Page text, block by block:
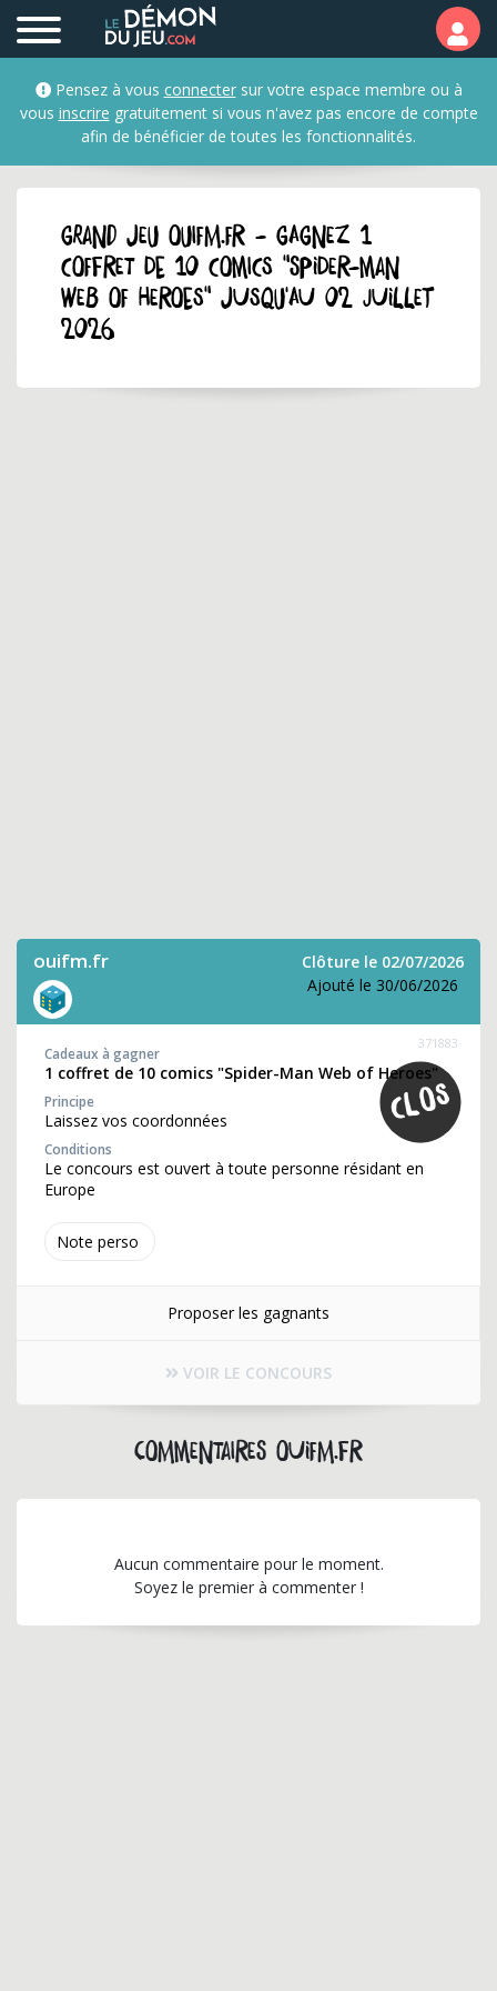
Pensez à vous connectersur votre espace membre ou à
vous inscrire gratuitement si vous n'avez pas encore de compte
afin de bénéficier de toutes les fonctionnalités.
GRAND JEU ouifm.fr - Gagnez 1
coffret de 10 comics "Spider-Man
Web of Heroes" jusqu'au 02 juillet
2026
ouifm.fr
Clôture le 02/07/2026
Ajouté le 30/06/2026
Note perso
371883
Cadeaux à gagner
1 coffret de 10 comics "Spider-Man Web of Heroes"
Principe
Laissez vos coordonnées
Conditions
Le concours est ouvert à toute personne résidant en
Europe
Proposer les gagnants
VOIR LE CONCOURS
Commentaires ouifm.fr
Aucun commentaire pour le moment.
Soyez le premier à commenter !